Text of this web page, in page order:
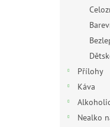
Přílohy
Káva
Nealko